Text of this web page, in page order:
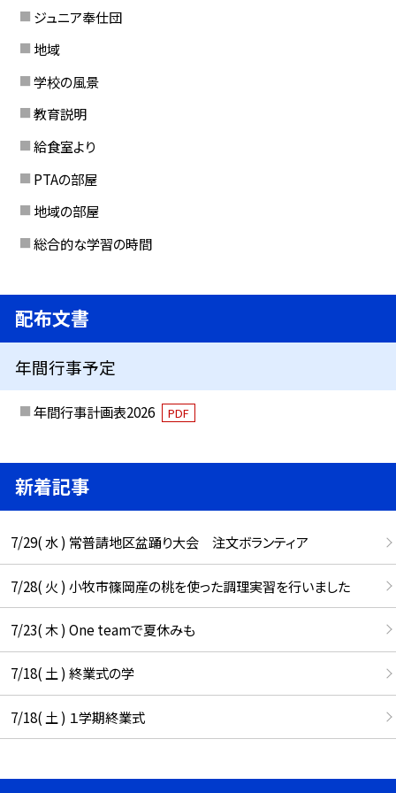
ジュニア奉仕団
地域
学校の風景
教育説明
給食室より
PTAの部屋
地域の部屋
総合的な学習の時間
配布文書
年間行事予定
年間行事計画表2026 PDF
新着記事
7/29( 水 ) 常普請地区盆踊り大会 注文ボランティア
7/28( 火 ) 小牧市篠岡産の桃を使った調理実習を行いました
7/23( 木 ) One teamで夏休みも
7/18( 土 ) 終業式の学
7/18( 土 ) １学期終業式